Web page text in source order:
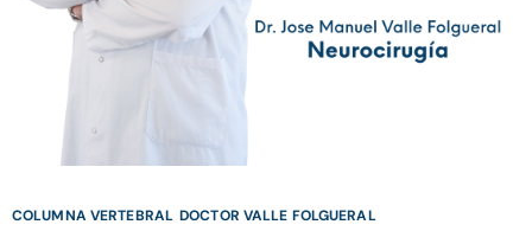
COLUMNA VERTEBRAL DOCTOR VALLE FOLGUERAL